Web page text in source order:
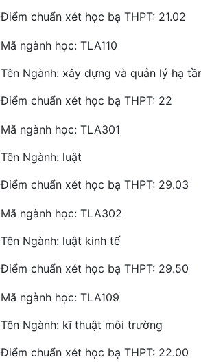
Điểm chuẩn xét học bạ THPT: 21.02
Mã ngành học: TLA110
Tên Ngành: xây dựng và quản lý hạ
Điểm chuẩn xét học bạ THPT: 22
Mã ngành học: TLA301
Tên Ngành: luật
Điểm chuẩn xét học bạ THPT: 29.03
Mã ngành học: TLA302
Tên Ngành: luật kinh tế
Điểm chuẩn xét học bạ THPT: 29.50
Mã ngành học: TLA109
Tên Ngành: kĩ thuật môi trường
Điểm chuẩn xét học bạ THPT: 22.00